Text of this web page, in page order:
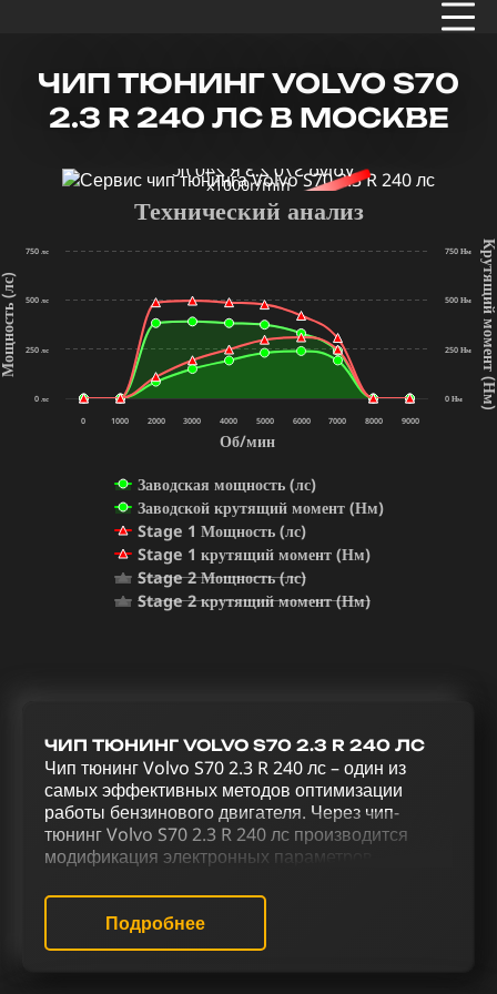
ЧИП ТЮНИНГ VOLVO S70
2.3 R 240 ЛС В МОСКВЕ
x1000r/min
Об/мин
(лс)
Технический анализ
Заводская мощность (лс)
Заводской крутящий момент (Нм)
Stage 1 Мощность (лс)
Stage 1 крутящий момент (Нм)
Stage 2 Мощность (лс)
Stage 2 крутящий момент (Нм)
0 1000 2000 3000 4000 5000 6000 7000 8000 9000
0 лс
250 лс
500 лс
750 лс
0 Нм
250 Нм
500 Нм
750 Нм
ЧИП ТЮНИНГ VOLVO S70 2.3 R 240 ЛС
Чип тюнинг Volvo S70 2.3 R 240 лс – один из
самых эффективных методов оптимизации
работы бензинового двигателя. Через чип-
тюнинг Volvo S70 2.3 R 240 лс производится
модификация электронных параметров
программное обеспечение. Реализация
комплексного тюнинга для Volvo S70 2.3 R 240
лс, включающего чип тюнинг (stage 1 и stage 2),
Подробнее